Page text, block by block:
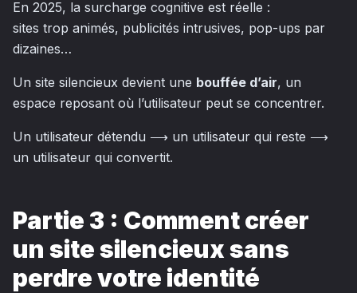
En 2025, la surcharge cognitive est réelle :
sites trop animés, publicités intrusives, pop-ups par
dizaines…
Un site silencieux devient une bouffée d’air, un
espace reposant où l’utilisateur peut se concentrer.
Un utilisateur détendu ⟶ un utilisateur qui reste ⟶
un utilisateur qui convertit.
Partie 3 : Comment créer
un site silencieux sans
perdre votre identité